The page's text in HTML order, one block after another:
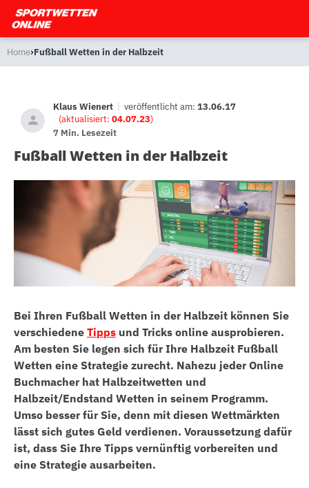
Home›Fußball Wetten in der Halbzeit
Klaus Wienert | veröffentlicht am: 13.06.17
(aktualisiert: 04.07.23)
7 Min. Lesezeit
Fußball Wetten in der Halbzeit
Bei Ihren Fußball Wetten in der Halbzeit können Sie
verschiedene Tipps und Tricks online ausprobieren.
Am besten Sie legen sich für Ihre Halbzeit Fußball
Wetten eine Strategie zurecht. Nahezu jeder Online
Buchmacher hat Halbzeitwetten und
Halbzeit/Endstand Wetten in seinem Programm.
Umso besser für Sie, denn mit diesen Wettmärkten
lässt sich gutes Geld verdienen. Voraussetzung dafür
ist, dass Sie Ihre Tipps vernünftig vorbereiten und
eine Strategie ausarbeiten.